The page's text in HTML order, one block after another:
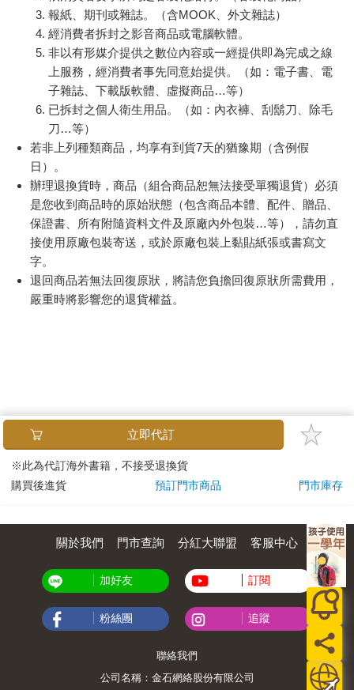
報紙、期刊或雜誌。（含MOOK、外文雜誌）
經消費者拆封之影音商品或電腦軟體。
非以有形媒介提供之數位內容或一經提供即為完成之線
上服務，經消費者事先同意始提供。（如：電子書、電
子雜誌、下載版軟體、虛擬商品…等）
已拆封之個人衛生用品。（如：內衣褲、刮鬍刀、除毛
刀…等）
若非上列種類商品，均享有到貨7天的猶豫期（含例假
日）。
辦理退換貨時，商品（組合商品恕無法接受單獨退貨）必須
是您收到商品時的原始狀態（包含商品本體、配件、贈品、
保證書、所有附隨資料文件及原廠內外包裝…等），請勿直
接使用原廠包裝寄送，或於原廠包裝上黏貼紙張或書寫文
字。
退回商品若無法回復原狀，將請您負擔回復原狀所需費用，
嚴重時將影響您的退貨權益。
立即代訂
※此為代訂海外書籍，不接受退換貨
購買後進貨
預訂門市商品 門市庫存
關於我們 門市查詢 分紅大聯盟 客服中心
加好友 訂閱
粉絲團 追蹤
聯絡我們
公司名稱：金石網絡股份有限公司